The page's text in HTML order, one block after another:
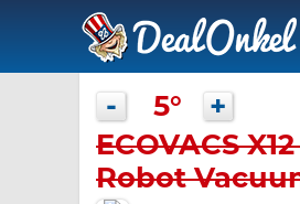
- 5° +
ECOVACS
Robot